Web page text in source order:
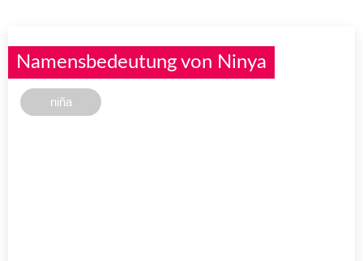
Namensbedeutung von Ninya
niña